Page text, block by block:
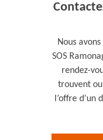
Nous
SOS
rendez-
trouvent
l’offre